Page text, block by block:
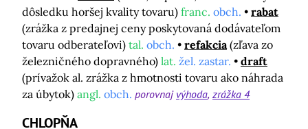
dôsledku horšej kvality tovaru) franc. obch.
rabat
(zrážka z predajnej ceny poskytovaná dodávateľom
tovaru odberateľovi) tal. obch. refakcia (zľava zo
železničného dopravného) lat. žel. zastar.
draft
(prívažok al. zrážka z hmotnosti tovaru ako náhrada
za úbytok) angl. obch. porovnaj výhoda zrážka 4
CHLOPŇA